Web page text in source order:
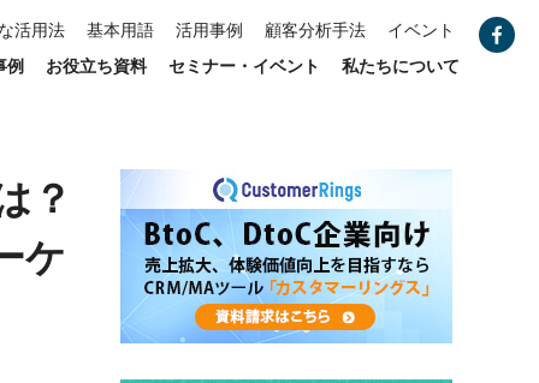
活用法 基本用語 活用事例 顧客分析手法
イベント
例 お役立ち資料 セミナー・イベント 私たちについて
？
ケ